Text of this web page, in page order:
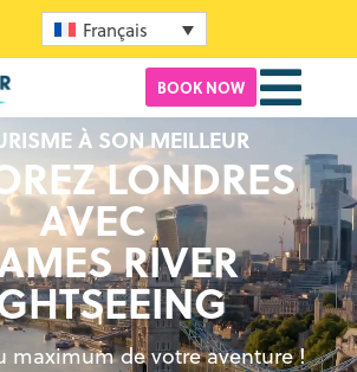
Français
BOOK NOW
À SON MEILLEUR
LONDRES
AVEC
RIVER
maximum de votre aventure !